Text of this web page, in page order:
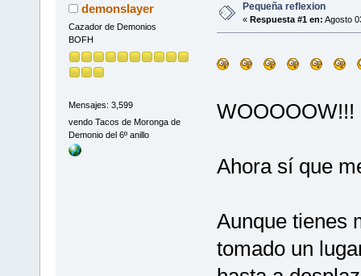
demonslayer
Cazador de Demonios
BOFH
Mensajes: 3,599
vendo Tacos de Moronga de
Demonio del 6º anillo
Pequeña reflexion
« Respuesta #1 en: Agosto
WOOOOOW!!!
Ahora sí que
Aunque tienes
tomado un